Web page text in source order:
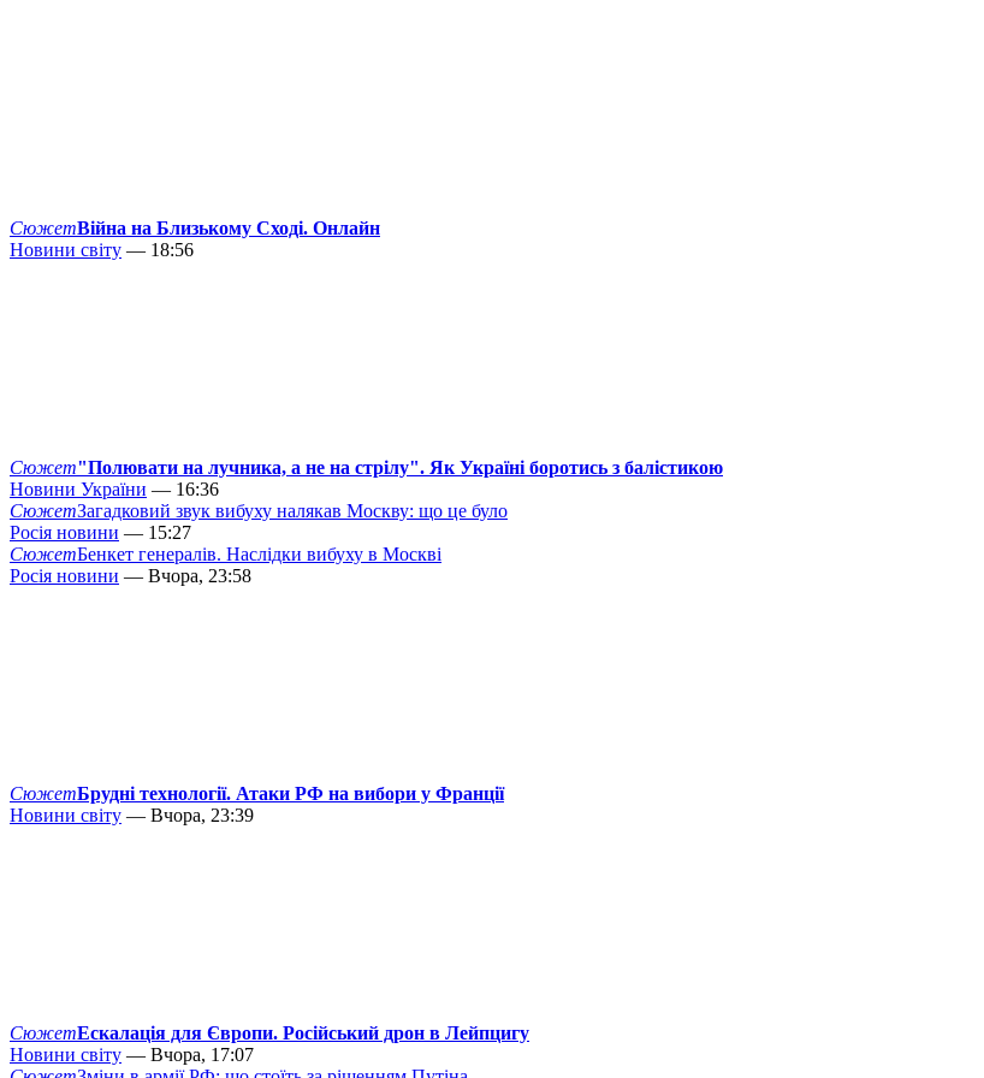
СюжетВійна на Близькому Сході. Онлайн
Новини світу — 18:56
Сюжет"Полювати на лучника, а не на стрілу". Як Україні боротись з балістикою
Новини України — 16:36
СюжетЗагадковий звук вибуху налякав Москву: що це було
Росія новини — 15:27
СюжетБенкет генералів. Наслідки вибуху в Москві
Росія новини — Вчора, 23:58
СюжетБрудні технології. Атаки РФ на вибори у Франції
Новини світу — Вчора, 23:39
СюжетЕскалація для Європи. Російський дрон в Лейпцигу
Новини світу — Вчора, 17:07